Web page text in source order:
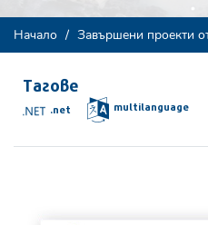
Начало Завършени проекти
Тагове
.net multilanguage